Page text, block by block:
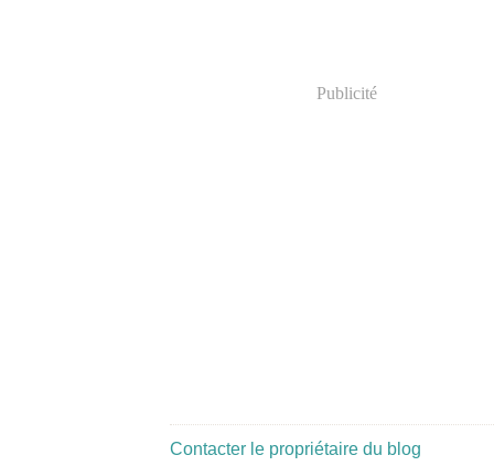
Publicité
Contacter le propriétaire du blog